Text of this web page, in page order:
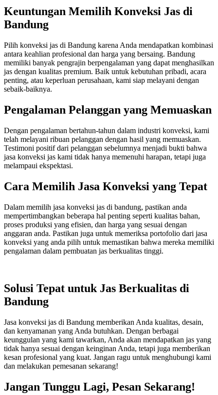
Keuntungan Memilih Konveksi Jas di
Bandung
Pilih konveksi jas di Bandung karena Anda mendapatkan kombinasi
antara keahlian profesional dan harga yang bersaing. Bandung
memiliki banyak pengrajin berpengalaman yang dapat menghasilkan
jas dengan kualitas premium. Baik untuk kebutuhan pribadi, acara
penting, atau keperluan perusahaan, kami siap melayani dengan
sebaik-baiknya.
Pengalaman Pelanggan yang Memuaskan
Dengan pengalaman bertahun-tahun dalam industri konveksi, kami
telah melayani ribuan pelanggan dengan hasil yang memuaskan.
Testimoni positif dari pelanggan sebelumnya menjadi bukti bahwa
jasa konveksi jas kami tidak hanya memenuhi harapan, tetapi juga
melampaui ekspektasi.
Cara Memilih Jasa Konveksi yang Tepat
Dalam memilih jasa konveksi jas di bandung, pastikan anda
mempertimbangkan beberapa hal penting seperti kualitas bahan,
proses produksi yang efisien, dan harga yang sesuai dengan
anggaran anda. Pastikan juga untuk memeriksa portofolio dari jasa
konveksi yang anda pilih untuk memastikan bahwa mereka memiliki
pengalaman dalam pembuatan jas berkualitas tinggi.
Solusi Tepat untuk Jas Berkualitas di
Bandung
Jasa konveksi jas di Bandung memberikan Anda kualitas, desain,
dan kenyamanan yang Anda butuhkan. Dengan berbagai
keunggulan yang kami tawarkan, Anda akan mendapatkan jas yang
tidak hanya sesuai dengan keinginan Anda, tetapi juga memberikan
kesan profesional yang kuat. Jangan ragu untuk menghubungi kami
dan melakukan pemesanan sekarang!
Jangan Tunggu Lagi, Pesan Sekarang!